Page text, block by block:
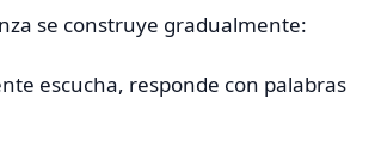
se construye gradualmente:
escucha, responde con palabras